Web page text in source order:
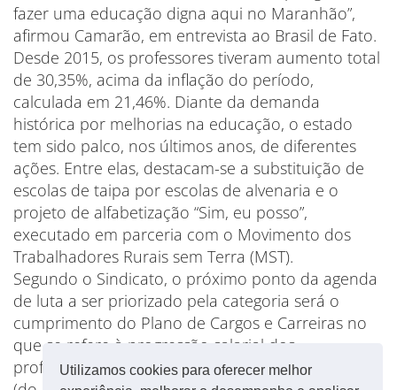
Utilizamos cookies para oferecer melhor
fazer uma educação digna aqui no Maranhão”,
afirmou Camarão, em entrevista ao Brasil de Fato.
Desde 2015, os professores tiveram aumento total
de 30,35%, acima da inflação do período,
calculada em 21,46%. Diante da demanda
histórica por melhorias na educação, o estado
tem sido palco, nos últimos anos, de diferentes
ações. Entre elas, destacam-se a substituição de
escolas de taipa por escolas de alvenaria e o
projeto de alfabetização “Sim, eu posso”,
executado em parceria com o Movimento dos
Trabalhadores Rurais sem Terra (MST).
Segundo o Sindicato, o próximo ponto da agenda
de luta a ser priorizado pela categoria será o
cumprimento do Plano de Cargos e Carreiras no
que se refere à progressão salarial dos
professores.